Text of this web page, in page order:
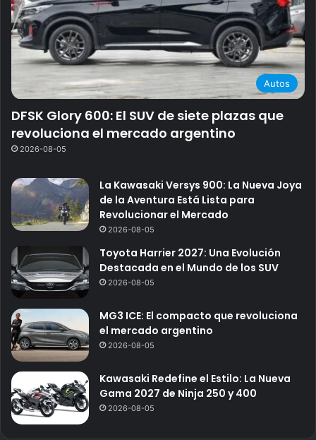
Autos
DFSK Glory 600: El SUV de siete plazas que
revoluciona el mercado argentino
2026-08-05
La Kawasaki Versys 900: La Nueva Joya
de la Aventura Está Lista para
Revolucionar el Mercado
2026-08-05
Toyota Harrier 2027: Una Evolución
Destacada en el Mundo de los SUV
2026-08-05
MG3 ICE: El compacto que revoluciona
el mercado argentino
2026-08-05
Kawasaki Redefine el Estilo: La Nueva
Gama 2027 de Ninja 250 y 400
2026-08-05